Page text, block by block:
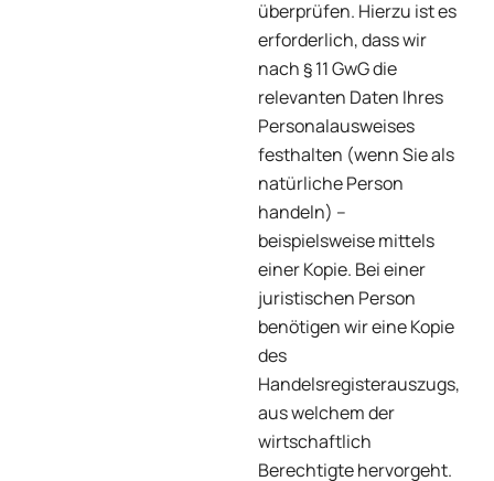
überprüfen. Hierzu ist es
erforderlich, dass wir
nach § 11 GwG die
relevanten Daten Ihres
Personalausweises
festhalten (wenn Sie als
natürliche Person
handeln) –
beispielsweise mittels
einer Kopie. Bei einer
juristischen Person
benötigen wir eine Kopie
des
Handelsregisterauszugs,
aus welchem der
wirtschaftlich
Berechtigte hervorgeht.